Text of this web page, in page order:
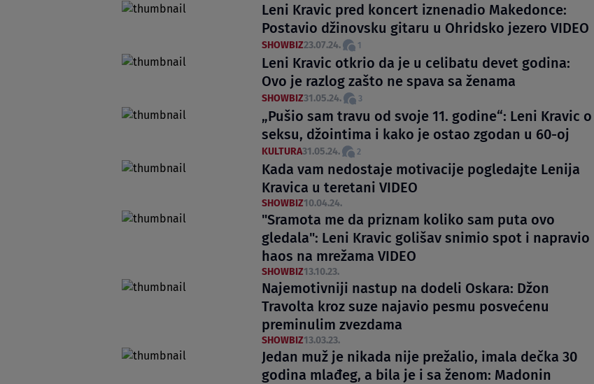
Leni Kravic pred koncert iznenadio Makedonce:
Postavio džinovsku gitaru u Ohridsko jezero VIDEO
SHOWBIZ23.07.24. 1
Leni Kravic otkrio da je u celibatu devet godina:
Ovo je razlog zašto ne spava sa ženama
SHOWBIZ31.05.24. 3
„Pušio sam travu od svoje 11. godine“: Leni Kravic o
seksu, džointima i kako je ostao zgodan u 60-oj
KULTURA31.05.24. 2
Kada vam nedostaje motivacije pogledajte Lenija
Kravica u teretani VIDEO
SHOWBIZ10.04.24.
"Sramota me da priznam koliko sam puta ovo
gledala": Leni Kravic golišav snimio spot i napravio
haos na mrežama VIDEO
SHOWBIZ13.10.23.
Najemotivniji nastup na dodeli Oskara: Džon
Travolta kroz suze najavio pesmu posvećenu
preminulim zvezdama
SHOWBIZ13.03.23.
Jedan muž je nikada nije prežalio, imala dečka 30
godina mlađeg, a bila je i sa ženom: Madonin